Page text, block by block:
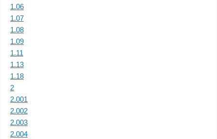
1.06
1.07
1.08
1.09
1.11
1.13
1.18
2
2.001
2.002
2.003
2.004